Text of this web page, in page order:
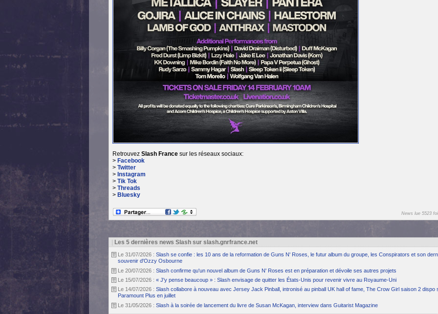
Retrouvez Slash France sur les réseaux sociaux:
> Facebook
> Twitter
> Instagram
> Tik Tok
> Threads
> Bluesky
News lue 5523
Les 5 dernières news Slash sur slash.gnrfrance.net
Le 31/07/2026 : Slash se confie : les 10 ans de la reformation de Guns N' Roses, le futur album du groupe, les Conspirators et son
souvenir d'Ozzy Osbourne
Le 20/07/2026 : Slash confirme qu'un nouvel album de Guns N' Roses est en préparation et dévoile ses autres projets
Le 15/07/2026 : « J'y pense beaucoup » : Slash envisage de quitter les États-Unis pour revenir vivre au Royaume-Uni
Le 14/07/2026 : Slash collabore à nouveau avec Jersey Jack Pinball, intronisé au pinball UK hall of fame, The Crow Girl saison 2 dispo
Paramount Plus en juillet
Le 31/05/2026 : Slash à la soirée de lancement du livre de Susan McKagan, interview dans Guitarist Magazine